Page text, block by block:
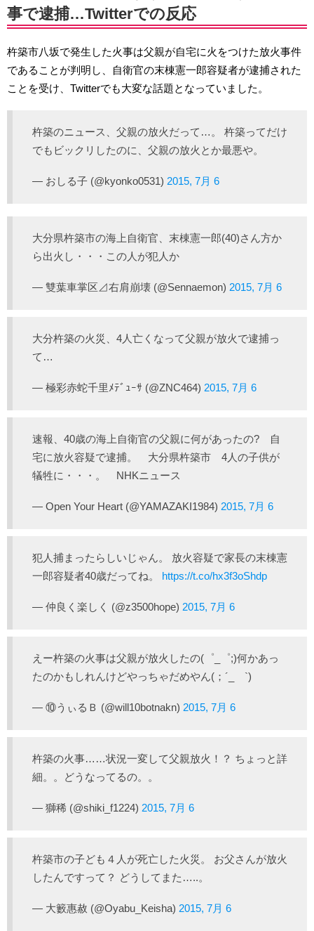
事で逮捕…Twitterでの反応
杵築市八坂で発生した火事は父親が自宅に火をつけた放火事件
であることが判明し、自衛官の末棟憲一郎容疑者が逮捕された
ことを受け、Twitterでも大変な話題となっていました。
杵築のニュース、父親の放火だって…。 杵築ってだけ
でもビックリしたのに、父親の放火とか最悪や。
— おしる子 (@kyonko0531) 2015, 7月 6
大分県杵築市の海上自衛官、末棟憲一郎(40)さん方か
ら出火し・・・この人が犯人か
— 雙葉車掌区⊿右肩崩壊 (@Sennaemon) 2015, 7月 6
大分杵築の火災、4人亡くなって父親が放火で逮捕っ
て…
— 極彩赤蛇千里ﾒﾃﾞｭｰｻ (@ZNC464) 2015, 7月 6
速報、40歳の海上自衛官の父親に何があったの? 自
宅に放火容疑で逮捕。 大分県杵築市 4人の子供が
犠牲に・・・。 NHKニュース
— Open Your Heart (@YAMAZAKI1984) 2015, 7月 6
犯人捕まったらしいじゃん。 放火容疑で家長の末棟憲
一郎容疑者40歳だってね。 https://t.co/hx3f3oShdp
— 仲良く楽しく (@z3500hope) 2015, 7月 6
えー杵築の火事は父親が放火したの(゜_゜;)何かあっ
たのかもしれんけどやっちゃだめやん(；´_ゝ`)
— ⑩うぃるＢ (@will10botnakn) 2015, 7月 6
杵築の火事……状況一変して父親放火！？ ちょっと詳
細。。どうなってるの。。
— 獅稀 (@shiki_f1224) 2015, 7月 6
杵築市の子ども４人が死亡した火災。 お父さんが放火
したんですって？ どうしてまた…..。
— 大籔惠赦 (@Oyabu_Keisha) 2015, 7月 6